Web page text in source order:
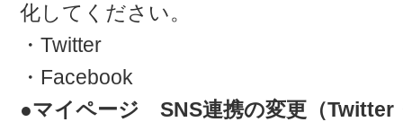
化してください。
・Twitter
・Facebook
●マイページ SNS連携の変更（Twitter